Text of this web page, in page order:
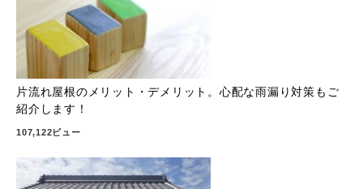
片流れ屋根のメリット・デメリット。心配な雨漏り対策もご
紹介します！
107,122ビュー